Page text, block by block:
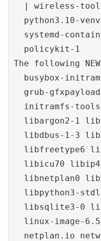
| wireless-
python3.10-
systemd-
  policykit-1
The following
busybox-
grub-
initramfs-
libargon2-1
libdbus-1-3
libfreetype6
libicu70
libnetplan0
libpython3-
libsqlite3-0
linux-image-
netplan.io